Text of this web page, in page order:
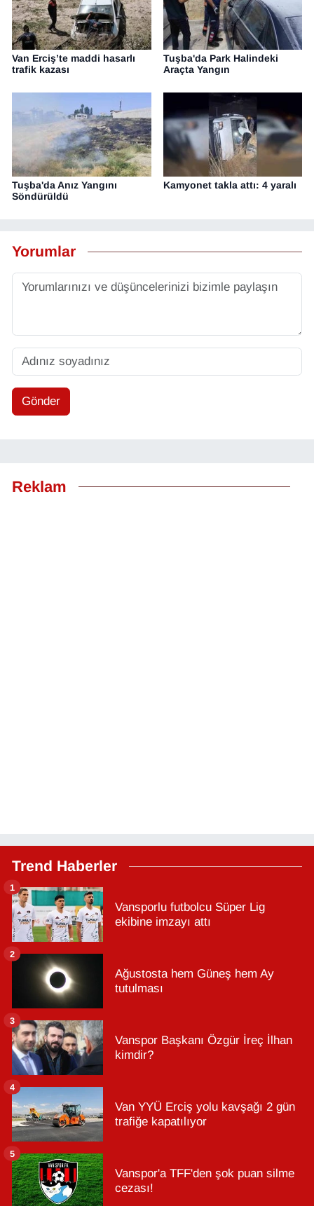
Van Erciş’te maddi hasarlı
trafik kazası
Tuşba'da Park Halindeki
Araçta Yangın
Tuşba'da Anız Yangını
Söndürüldü
Kamyonet takla attı: 4 yaralı
Yorumlar
Gönder
Reklam
Trend Haberler
Vansporlu futbolcu Süper Lig
ekibine imzayı attı
1
Ağustosta hem Güneş hem Ay
tutulması
2
Vanspor Başkanı Özgür İreç İlhan
kimdir?
3
Van YYÜ Erciş yolu kavşağı 2 gün
trafiğe kapatılıyor
4
Vanspor'a TFF'den şok puan silme
cezası!
5